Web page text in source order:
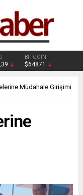
BITCOIN
$64871
Müdahale Girişimi